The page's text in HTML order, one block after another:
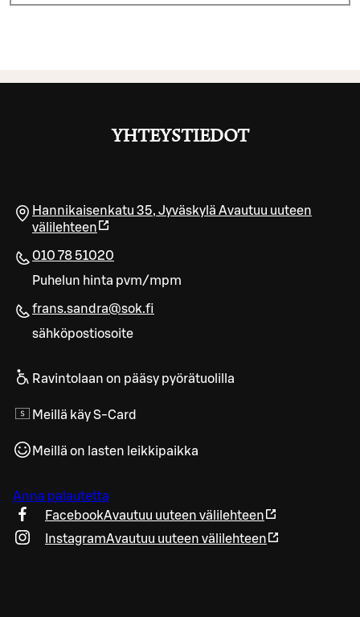
YHTEYSTIEDOT
Hannikaisenkatu 35, Jyväskylä Avautuu uuteen
välilehteen
010 78 51020
Puhelun hinta pvm/mpm
frans.sandra@sok.fi
sähköpostiosoite
Ravintolaan on pääsy pyörätuolilla
Meillä käy S-Card
Meillä on lasten leikkipaikka
Anna palautetta
FacebookAvautuu uuteen välilehteen
InstagramAvautuu uuteen välilehteen